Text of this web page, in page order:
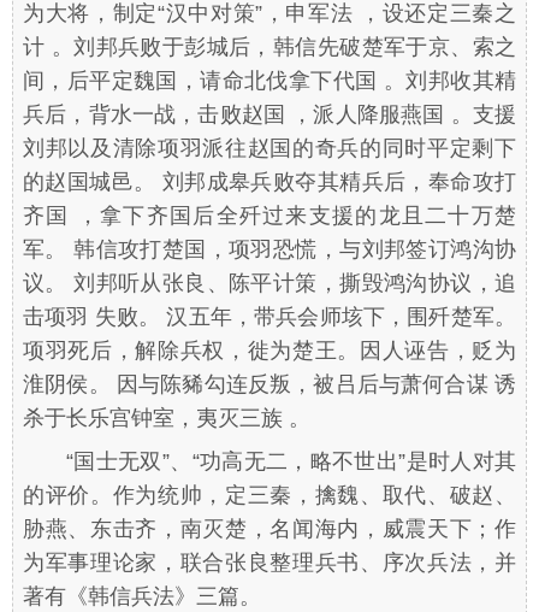
为大将，制定“汉中对策”，申军法 ，设还定三秦之
计 。刘邦兵败于彭城后，韩信先破楚军于京、索之
间，后平定魏国，请命北伐拿下代国 。刘邦收其精
兵后，背水一战，击败赵国 ，派人降服燕国 。支援
刘邦以及清除项羽派往赵国的奇兵的同时平定剩下
的赵国城邑。 刘邦成皋兵败夺其精兵后，奉命攻打
齐国 ，拿下齐国后全歼过来支援的龙且二十万楚
军。 韩信攻打楚国，项羽恐慌，与刘邦签订鸿沟协
议。 刘邦听从张良、陈平计策，撕毁鸿沟协议，追
击项羽 失败。 汉五年，带兵会师垓下，围歼楚军。
项羽死后，解除兵权，徙为楚王。因人诬告，贬为
淮阴侯。 因与陈豨勾连反叛，被吕后与萧何合谋 诱
杀于长乐宫钟室，夷灭三族 。
“国士无双”、“功高无二，略不世出”是时人对其
的评价。作为统帅，定三秦，擒魏、取代、破赵、
胁燕、东击齐，南灭楚，名闻海内，威震天下；作
为军事理论家，联合张良整理兵书、序次兵法，并
著有《韩信兵法》三篇。